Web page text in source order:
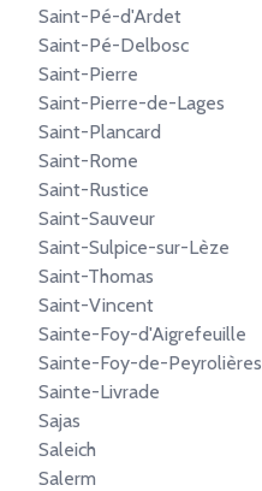
Saint-Pé-d'Ardet
Saint-Pé-Delbosc
Saint-Pierre
Saint-Pierre-de-Lages
Saint-Plancard
Saint-Rome
Saint-Rustice
Saint-Sauveur
Saint-Sulpice-sur-Lèze
Saint-Thomas
Saint-Vincent
Sainte-Foy-d'Aigrefeuille
Sainte-Foy-de-Peyrolières
Sainte-Livrade
Sajas
Saleich
Salerm